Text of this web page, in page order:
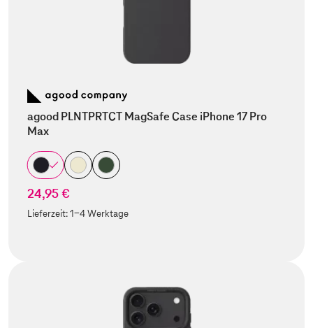
agood PLNTPRTCT MagSafe Case iPhone 17 Pro
Max
24,95 €
Lieferzeit:1-4 Werktage